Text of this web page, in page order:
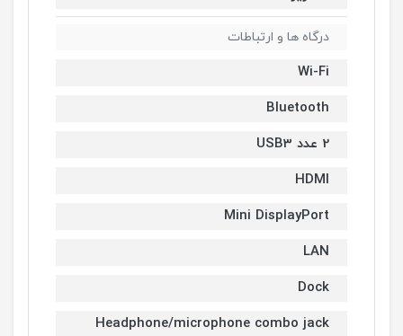
درگاه ها و ارتباطات
Wi-Fi
Bluetooth
2 عدد USB3
HDMI
Mini DisplayPort
LAN
Dock
Headphone/microphone combo jack